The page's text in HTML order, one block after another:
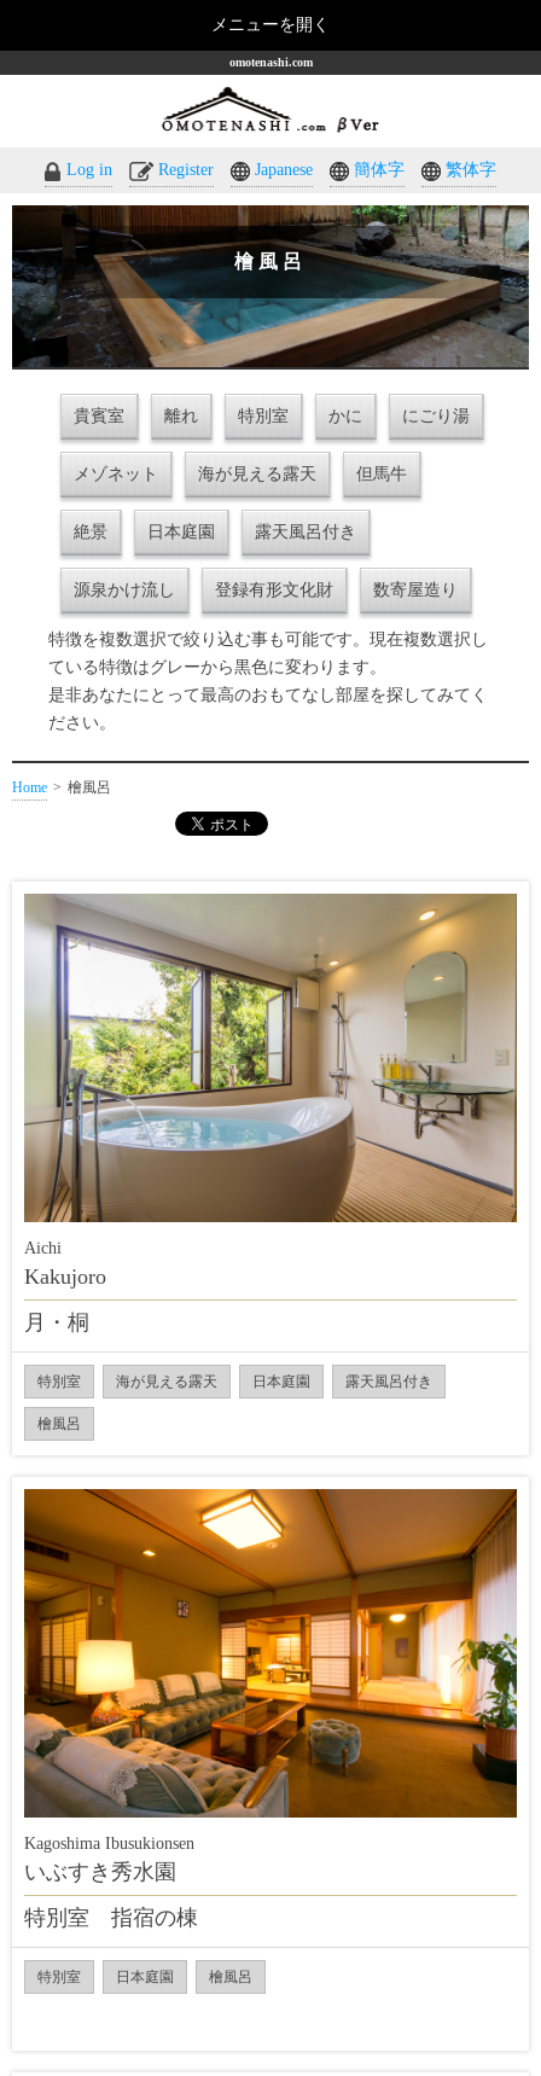
omotenashi.com
Log in Register Japanese 簡体字 繁体字
檜風呂
貴賓室 離れ 特別室 かに にごり湯
メゾネット 海が見える露天 但馬牛
絶景 日本庭園 露天風呂付き
源泉かけ流し 登録有形文化財 数寄屋造り
特徴を複数選択で絞り込む事も可能です。現在複数選択し
ている特徴はグレーから黒色に変わります。
是非あなたにとって最高のおもてなし部屋を探してみてく
ださい。
Home 檜風呂
Aichi
Kakujoro
月・桐
特別室 海が見える露天 日本庭園 露天風呂付き
檜風呂
Kagoshima Ibusukionsen
いぶすき秀水園
特別室 指宿の棟
特別室 日本庭園 檜風呂
メニューを開く